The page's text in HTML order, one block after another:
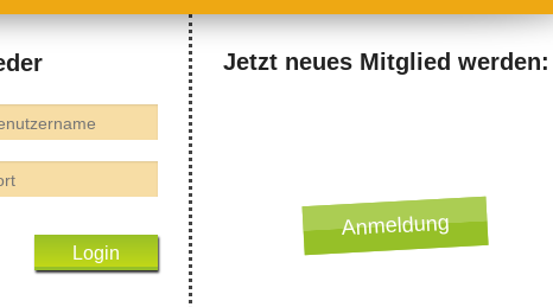
Jetzt neues Mitglied werden:
Anmeldung